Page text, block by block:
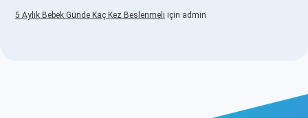
5 Aylık Bebek Günde Kaç Kez Beslenmeli için admin